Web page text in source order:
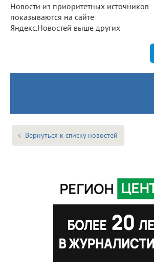
Новости из приоритетных источников
показываются на сайте
Яндекс.Новостей выше других
Вернуться к списку новостей